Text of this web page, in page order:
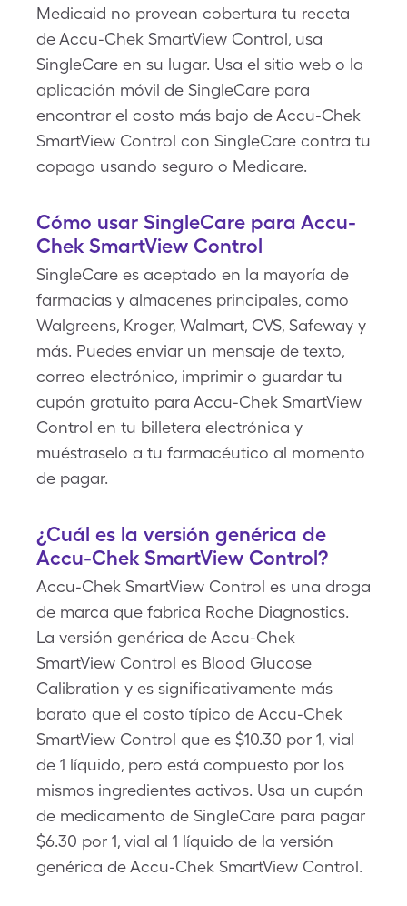
Medicaid no provean cobertura tu receta
de Accu-Chek SmartView Control, usa
SingleCare en su lugar. Usa el sitio web o la
aplicación móvil de SingleCare para
encontrar el costo más bajo de Accu-Chek
SmartView Control con SingleCare contra tu
copago usando seguro o Medicare.
Cómo usar SingleCare para Accu-
Chek SmartView Control
SingleCare es aceptado en la mayoría de
farmacias y almacenes principales, como
Walgreens, Kroger, Walmart, CVS, Safeway y
más. Puedes enviar un mensaje de texto,
correo electrónico, imprimir o guardar tu
cupón gratuito para Accu-Chek SmartView
Control en tu billetera electrónica y
muéstraselo a tu farmacéutico al momento
de pagar.
¿Cuál es la versión genérica de
Accu-Chek SmartView Control?
Accu-Chek SmartView Control es una droga
de marca que fabrica Roche Diagnostics.
La versión genérica de Accu-Chek
SmartView Control es Blood Glucose
Calibration y es significativamente más
barato que el costo típico de Accu-Chek
SmartView Control que es $10.30 por 1, vial
de 1 líquido, pero está compuesto por los
mismos ingredientes activos. Usa un cupón
de medicamento de SingleCare para pagar
$6.30 por 1, vial al 1 líquido de la versión
genérica de Accu-Chek SmartView Control.